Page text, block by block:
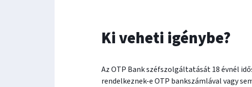
Ki veheti igénybe?
Az OTP Bank széfszolgáltatását 18 évnél
rendelkeznek-e OTP bankszámlával vagy